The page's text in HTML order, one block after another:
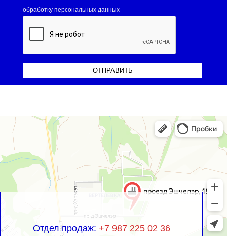
обработку персональных данных
ОТПРАВИТЬ
Отдел продаж: +7 987 225 02 36